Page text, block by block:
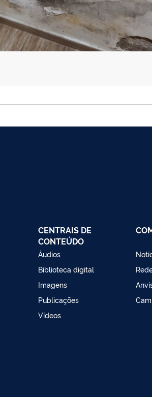
CENTRAIS DE
CONTEÚDO
Áudios
Biblioteca digital
Imagens
Publicações
Vídeos